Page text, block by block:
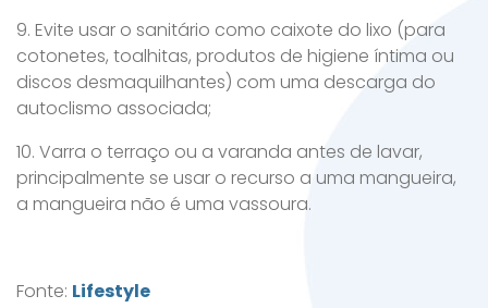
9. Evite usar o sanitário como caixote do lixo (para
cotonetes, toalhitas, produtos de higiene íntima ou
discos desmaquilhantes) com uma descarga do
autoclismo associada;
10. Varra o terraço ou a varanda antes de lavar,
principalmente se usar o recurso a uma mangueira,
a mangueira não é uma vassoura.
Fonte: Lifestyle